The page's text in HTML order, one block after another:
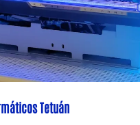
Tetuán